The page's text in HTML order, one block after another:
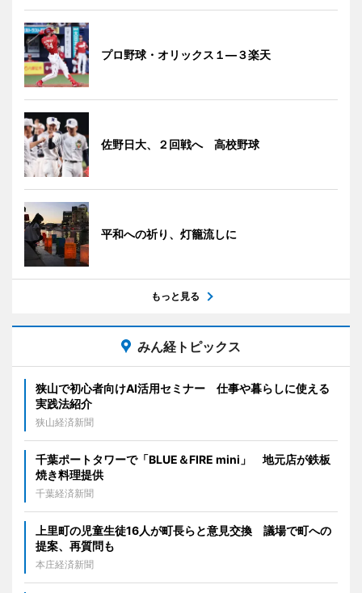
プロ野球・オリックス１―３楽天
佐野日大、２回戦へ 高校野球
平和への祈り、灯籠流しに
もっと見る
みん経トピックス
狭山で初心者向けAI活用セミナー 仕事や暮らしに使える
実践法紹介
狭山経済新聞
千葉ポートタワーで「BLUE＆FIRE mini」 地元店が鉄板
焼き料理提供
千葉経済新聞
上里町の児童生徒16人が町長らと意見交換 議場で町への
提案、再質問も
本庄経済新聞